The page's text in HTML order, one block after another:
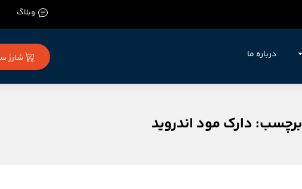
وبلاگ
درباره ما شارژ سرویس
برچسب: دارک مود اندروید